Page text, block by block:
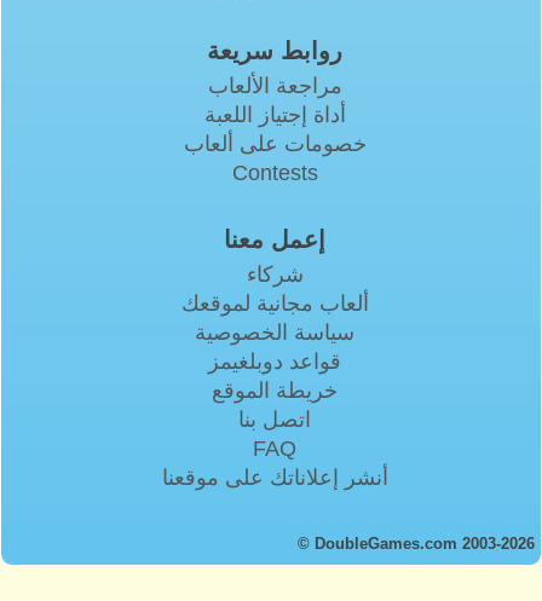
روابط سريعة
مراجعة الألعاب
أداة إجتياز اللعبة
خصومات على ألعاب
Contests
إعمل معنا
شركاء
ألعاب مجانية لموقعك
سياسة الخصوصية
قواعد دوبلغيمز
خريطة الموقع
اتصل بنا
FAQ
أنشر إعلاناتك على موقعنا
© DoubleGames.com 2003-2026